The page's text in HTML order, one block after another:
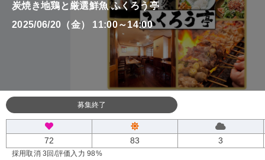
炭焼き地鶏と厳選鮮魚 ふくろう亭
2025/06/20（金） 11:00～14:00
募集終了
72 83 3
採用取消 3回 /評価入力 98%